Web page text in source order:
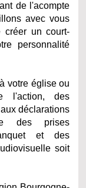
de l'acompte
avec vous
créer un court-
personnalité
votre église ou
l'action, des
déclarations
des prises
et des
soit